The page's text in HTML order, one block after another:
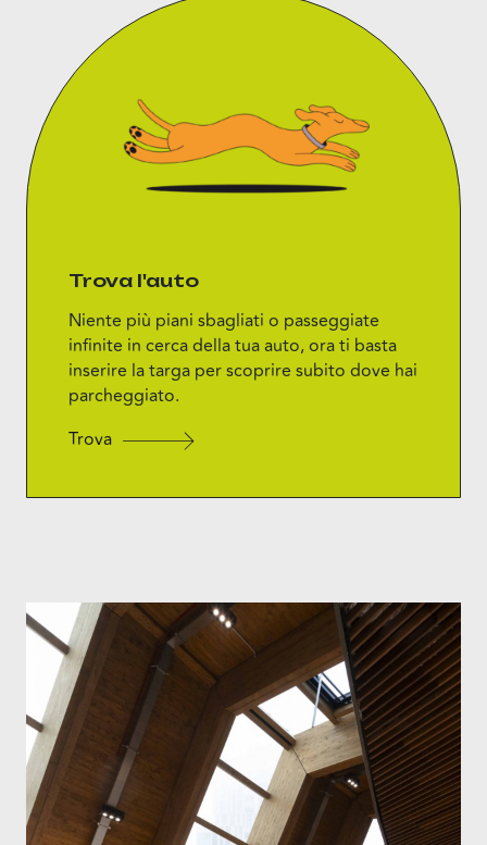
Trova l'auto
Niente più piani sbagliati o passeggiate
infinite in cerca della tua auto, ora ti basta
inserire la targa per scoprire subito dove hai
parcheggiato.
Trova